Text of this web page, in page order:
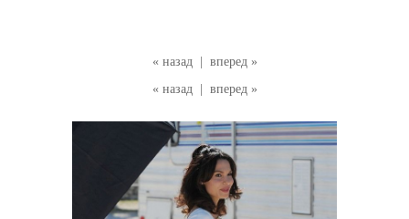
« назад
вперед »
« назад
вперед »